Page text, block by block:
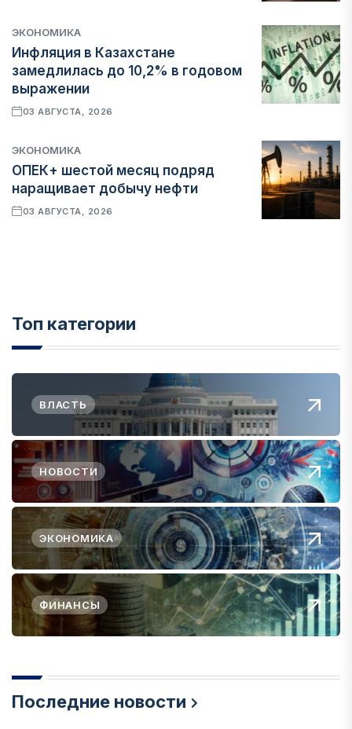
ЭКОНОМИКА
Инфляция в Казахстане
замедлилась до 10,2% в годовом
выражении
03 АВГУСТА, 2026
ЭКОНОМИКА
ОПЕК+ шестой месяц подряд
наращивает добычу нефти
03 АВГУСТА, 2026
Топ категории
ВЛАСТЬ
НОВОСТИ
ЭКОНОМИКА
ФИНАНСЫ
Последние новости